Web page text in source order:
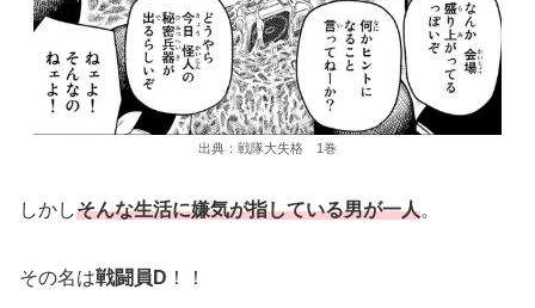
出典：戦隊大失格 1巻
しかしそんな生活に嫌気が指している男が一人。
その名は戦闘員D ！！